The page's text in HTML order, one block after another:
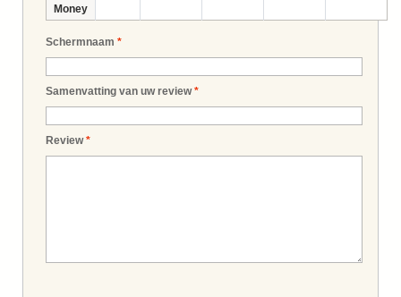
Money
*
Schermnaam
*
Samenvatting van uw review
*
Review